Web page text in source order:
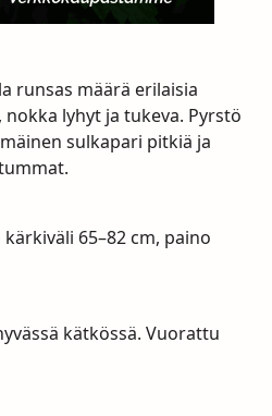
runsas määrä erilaisia
lyhyt ja tukeva. Pyrstö
sulkapari pitkiä ja
65–82 cm, paino
kätkössä. Vuorattu